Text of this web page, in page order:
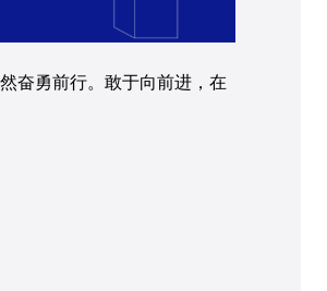
奋勇前行。敢于向前进，在